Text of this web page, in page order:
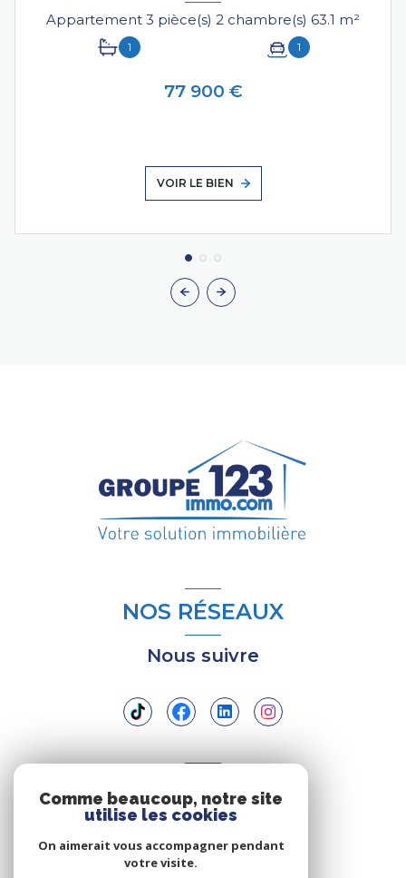
Appartement 3 pièce(s) 2 chambre(s) 63.1 m²
1 1
77 900 €
VOIR LE BIEN
NOS RÉSEAUX
Nous suivre
ADHÉRENTS
Comme beaucoup, notre site
utilise les cookies
On aimerait vous accompagner pendant
votre visite.